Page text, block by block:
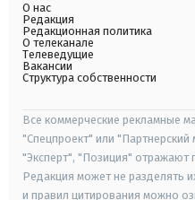
О нас
Редакция
Редакционная политика
О телеканале
Телеведущие
Вакансии
Структура собственности
Все коммерческие рекламные
"Спецпроект" или
"Эксперт", "Позиция" отражают
Редакция может не разделять
и правил цитирования можно